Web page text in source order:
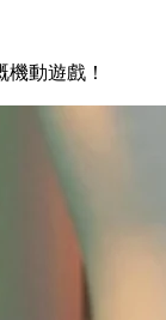
動遊戲！